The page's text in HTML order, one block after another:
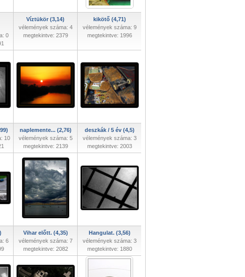
0
Víztükör (3,14)
vélemények száma: 4
megtekintve: 2379
kikötő (4,71)
vélemények száma: 9
megtekintve: 1996
10
naplemente... (2,76)
vélemények száma: 5
megtekintve: 2139
deszkák / 5 év (4,5)
vélemények száma: 3
megtekintve: 2003
6
Vihar előtt. (4,35)
vélemények száma: 7
megtekintve: 2082
Hangulat. (3,56)
vélemények száma: 3
megtekintve: 1880